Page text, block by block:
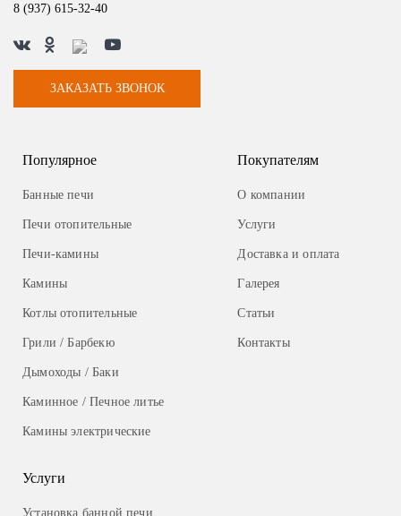
8 (937) 615-32-40
ЗАКАЗАТЬ ЗВОНОК
Популярное
Банные печи
Печи отопительные
Печи-камины
Камины
Котлы отопительные
Грили / Барбекю
Дымоходы / Баки
Каминное / Печное литье
Камины электрические
Покупателям
О компании
Услуги
Доставка и оплата
Галерея
Статьи
Контакты
Услуги
Установка банной печи